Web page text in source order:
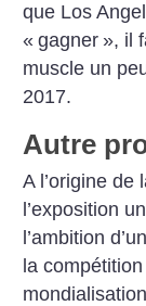
que Los
« gagner », il
muscle un
2017.
Autre
A l’origine de
l’exposition
l’ambition
la